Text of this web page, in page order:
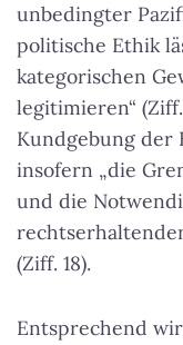
unbedingter
politische Ethik
kategorischen
legitimieren“
Kundgebung der
insofern „die
und die
(Ziff. 18).
Entsprechend